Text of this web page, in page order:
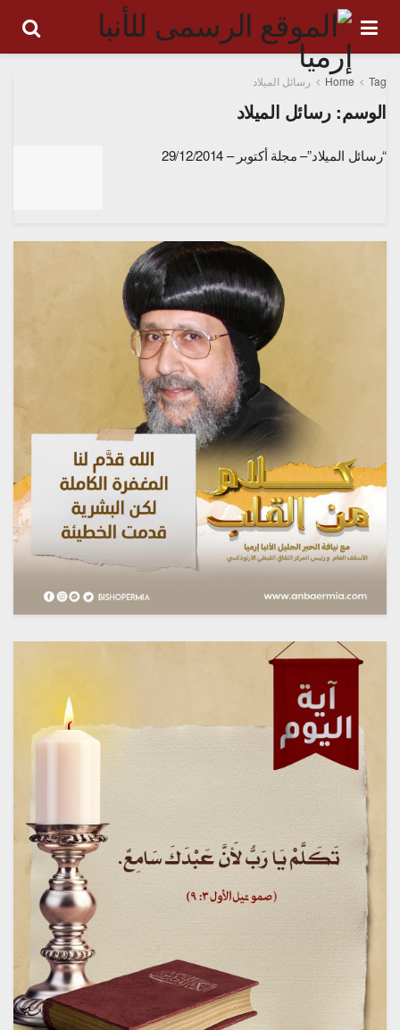
Home Tag رسائل الميلاد
الوسم:رسائل الميلاد
“رسائل الميلاد”– مجلة أكتوبر – 29/12/2014